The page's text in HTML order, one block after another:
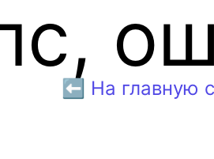
⬅️ На главную